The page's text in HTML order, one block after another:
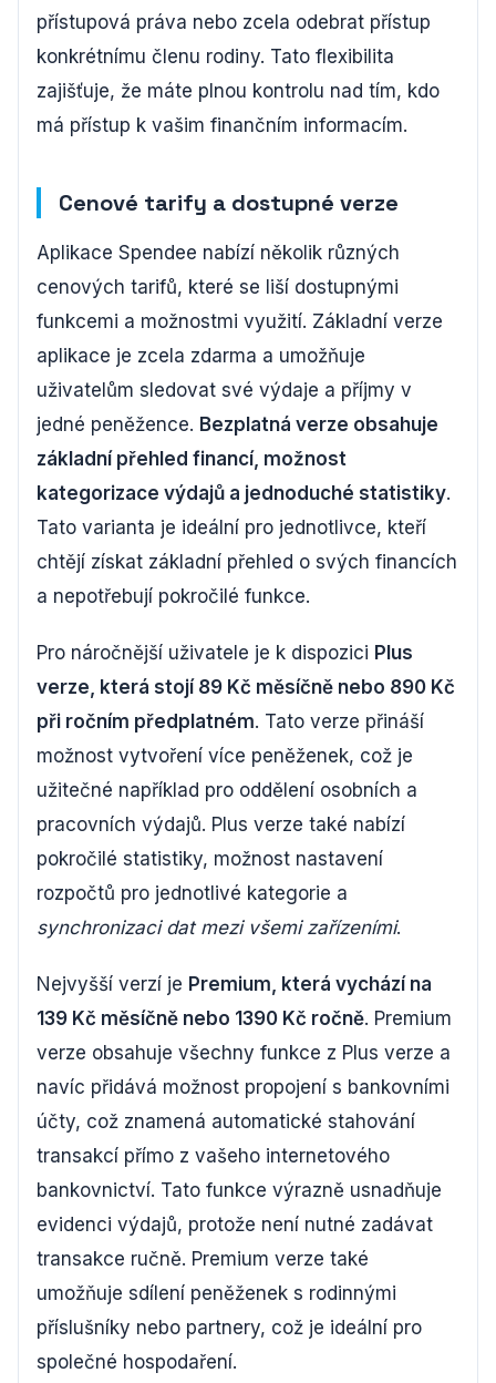
přístupová práva nebo zcela odebrat přístup
konkrétnímu členu rodiny. Tato flexibilita
zajišťuje, že máte plnou kontrolu nad tím, kdo
má přístup k vašim finančním informacím.
Cenové tarify a dostupné verze
Aplikace Spendee nabízí několik různých
cenových tarifů, které se liší dostupnými
funkcemi a možnostmi využití. Základní verze
aplikace je zcela zdarma a umožňuje
uživatelům sledovat své výdaje a příjmy v
jedné peněžence. Bezplatná verze obsahuje
základní přehled financí, možnost
kategorizace výdajů a jednoduché statistiky.
Tato varianta je ideální pro jednotlivce, kteří
chtějí získat základní přehled o svých financích
a nepotřebují pokročilé funkce.
Pro náročnější uživatele je k dispozici Plus
verze, která stojí 89 Kč měsíčně nebo 890 Kč
při ročním předplatném. Tato verze přináší
možnost vytvoření více peněženek, což je
užitečné například pro oddělení osobních a
pracovních výdajů. Plus verze také nabízí
pokročilé statistiky, možnost nastavení
rozpočtů pro jednotlivé kategorie a
synchronizaci dat mezi všemi zařízeními.
Nejvyšší verzí je Premium, která vychází na
139 Kč měsíčně nebo 1390 Kč ročně. Premium
verze obsahuje všechny funkce z Plus verze a
navíc přidává možnost propojení s bankovními
účty, což znamená automatické stahování
transakcí přímo z vašeho internetového
bankovnictví. Tato funkce výrazně usnadňuje
evidenci výdajů, protože není nutné zadávat
transakce ručně. Premium verze také
umožňuje sdílení peněženek s rodinnými
příslušníky nebo partnery, což je ideální pro
společné hospodaření.